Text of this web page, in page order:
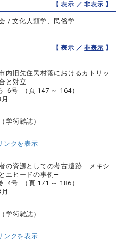
【 表示 ／非表示 】
/ 文化人類学、民俗学
【 表示 ／非表示 】
内旧先住民村落におけるカトリッ
と対立
6号 （頁 147 ～ 164）
学術雑誌）
ンクを表示
の資源としての考古遺跡 —メキシ
エヒードの事例—
4号 （頁 171 ～ 186）
学術雑誌）
ンクを表示